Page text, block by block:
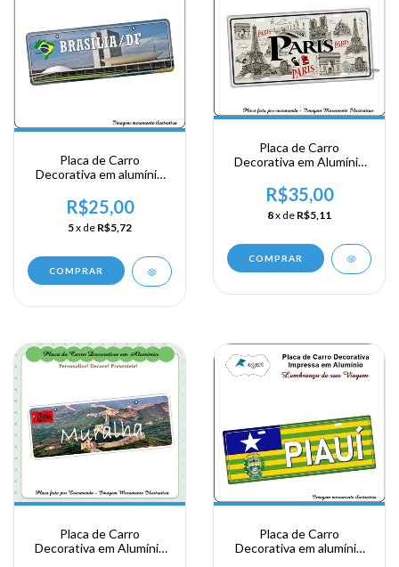
Placa de Carro
Decorativa em alumínio
Oeste - Brasília
R$25,00
5x de R$5,72
COMPRAR
Placa de Carro
Decorativa em Alumínio
Viagem a França - Paris
R$35,00
8x de R$5,11
COMPRAR
Placa de Carro
Decorativa em Alumínio
Placa de Carro
Decorativa em alumínio